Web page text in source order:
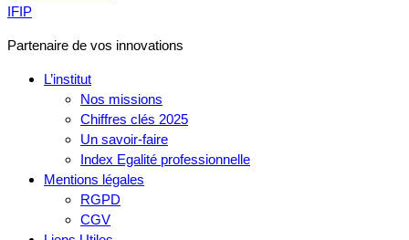
IFIP
Partenaire de vos innovations
L’institut
Nos missions
Chiffres clés 2025
Un savoir-faire
Index Egalité professionnelle
Mentions légales
RGPD
CGV